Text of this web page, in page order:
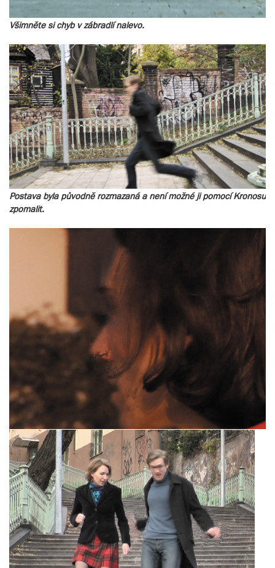
Všimněte si chyb v zábradlí nalevo.
Postava byla původně rozmazaná a není možné ji pomocí Kronosu
zpomalit.